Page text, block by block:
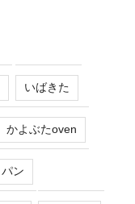
いばきた
かよぶたoven
パン